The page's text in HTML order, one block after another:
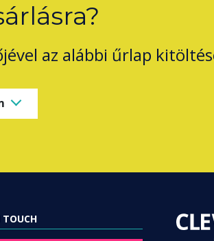
az alábbi űrlap
TOUCH